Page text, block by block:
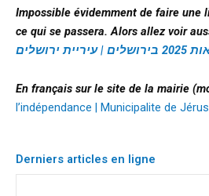
Impossible évidemment de faire une
ce qui se passera. Alors allez voir
ירושלים
En français sur le site de la mairie
l’indépendance | Municipalite de
Derniers articles en ligne